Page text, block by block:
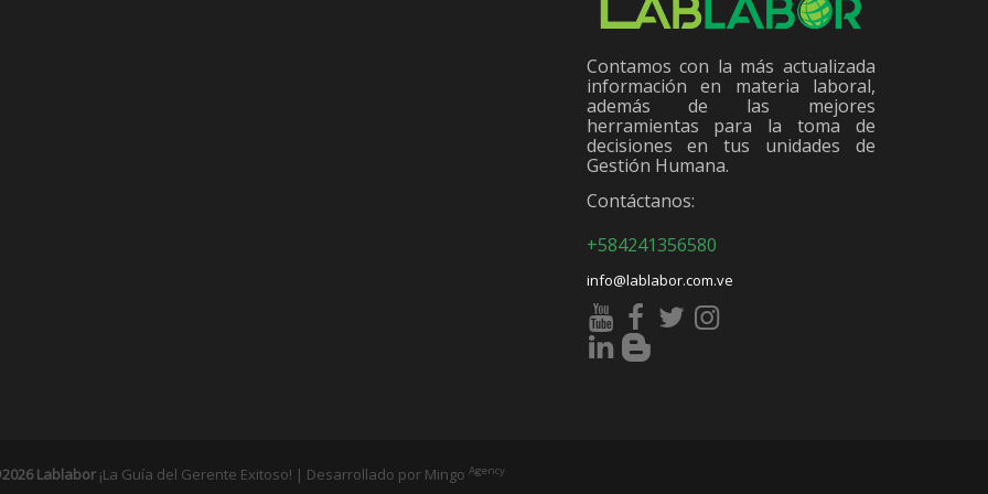
Contamos con la más actualizada
información en materia laboral,
además de las mejores
herramientas para la toma de
decisiones en tus unidades de
Gestión Humana.
Contáctanos:
+584241356580
info@lablabor.com.ve
Lablabor ¡La Guía del Gerente Exitoso! | Desarrollado por Mingo Agency